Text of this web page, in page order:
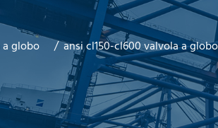
globo ansi cl150-cl600 valvola a